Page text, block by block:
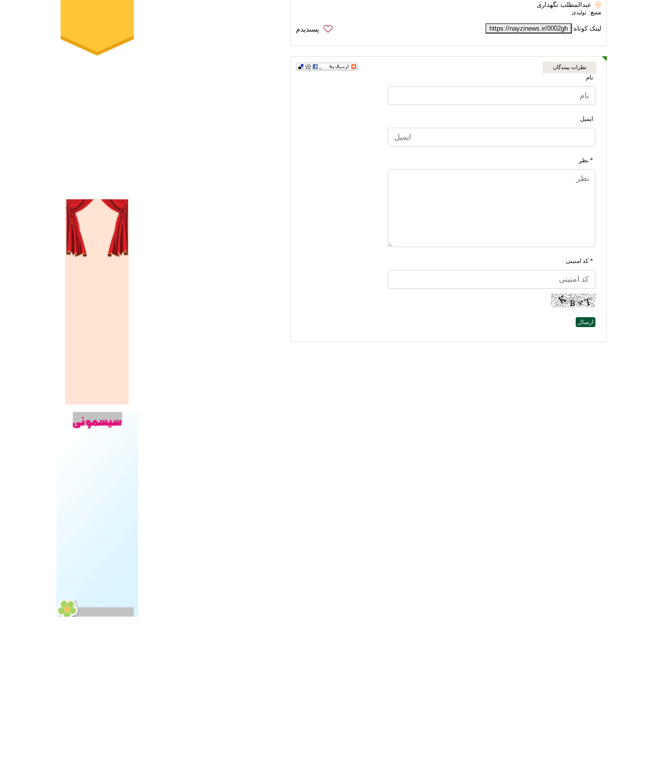
عبدالمطلب نگهداری
منبع: تولیدی
لینک کوتاه: https://nayzinews.ir/0002gh
نظرات بینندگان
نام
ایمیل
* نظر
* کد امنیتی